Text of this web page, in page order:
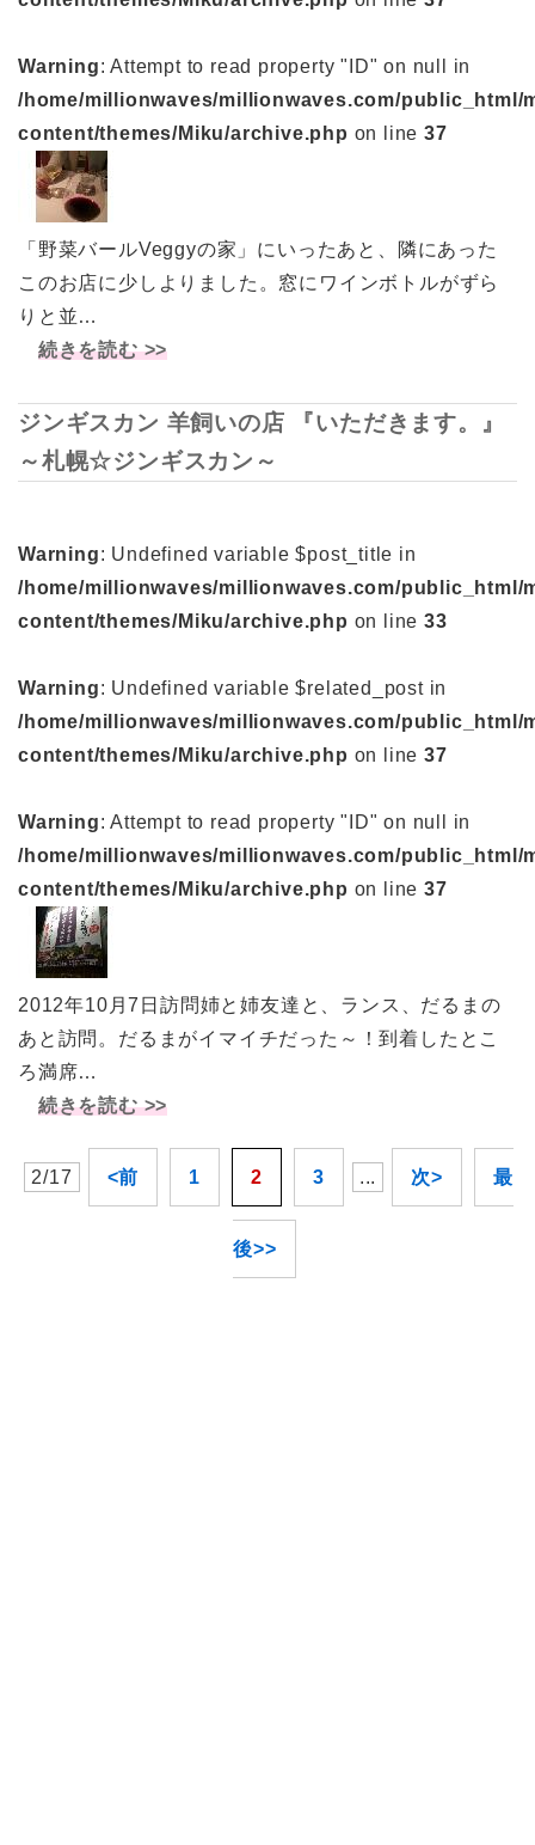
Warning: Attempt to read property "ID" on null in
/home/millionwaves/millionwaves.com/public_html/
content/themes/Miku/archive.php on line37
「野菜バールVeggyの家」にいったあと、隣にあった
このお店に少しよりました。窓にワインボトルがずら
りと並…
続きを読む >>
ジンギスカン 羊飼いの店 『いただきます。』
～札幌☆ジンギスカン～
Warning: Undefined variable $post_title in
/home/millionwaves/millionwaves.com/public_html/
content/themes/Miku/archive.php on line33
Warning: Undefined variable $related_post in
/home/millionwaves/millionwaves.com/public_html/
content/themes/Miku/archive.php on line37
Warning: Attempt to read property "ID" on null in
/home/millionwaves/millionwaves.com/public_html/
content/themes/Miku/archive.php on line37
2012年10月7日訪問姉と姉友達と、ランス、だるまの
あと訪問。だるまがイマイチだった～！到着したとこ
ろ満席…
続きを読む >>
2/17 <前 1 2 3 ... 次> 最
後>>